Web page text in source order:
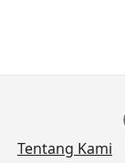
Tentang Kami